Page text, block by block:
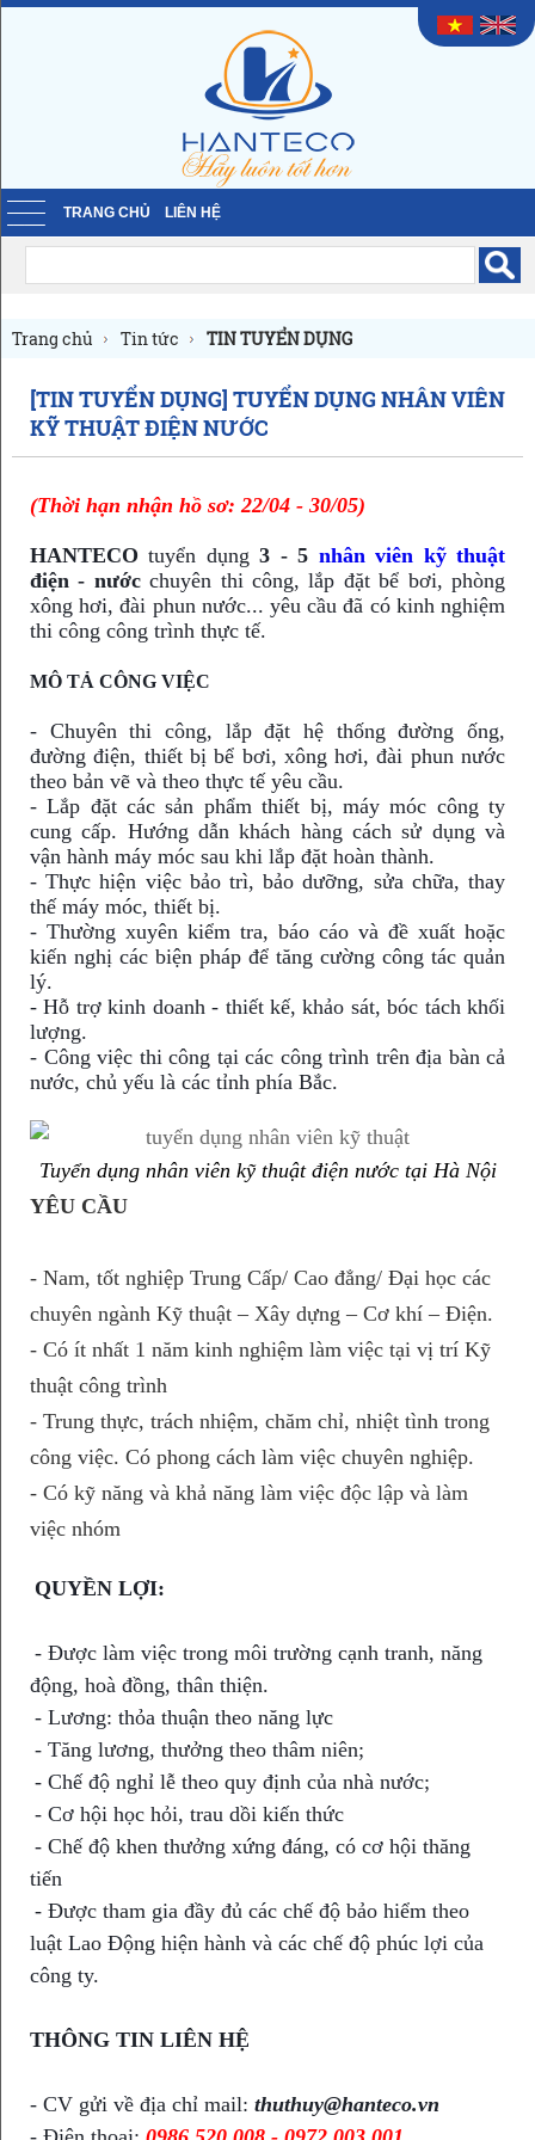
TRANG CHỦ LIÊN HỆ
Trang chủ Tin tức TIN TUYỂN DỤNG
[TIN TUYỂN DỤNG] TUYỂN DỤNG NHÂN VIÊN
KỸ THUẬT ĐIỆN NƯỚC
(Thời hạn nhận hồ sơ: 22/04 - 30/05)
HANTECOtuyển dụng3 - 5 nhân viên kỹ thuật
điện - nướcchuyên thi công, lắp đặt bể bơi, phòng
xông hơi, đài phun nước... yêu cầu đã có kinh nghiệm
thi công công trình thực tế.
MÔ TẢ CÔNG VIỆC
- Chuyên thi công, lắp đặt hệ thống đường ống,
đường điện, thiết bị bể bơi, xông hơi, đài phun nước
theo bản vẽ và theo thực tế yêu cầu.
- Lắp đặt các sản phẩm thiết bị, máy móc công ty
cung cấp. Hướng dẫn khách hàng cách sử dụng và
vận hành máy móc sau khi lắp đặt hoàn thành.
- Thực hiện việc bảo trì, bảo dưỡng, sửa chữa, thay
thế máy móc, thiết bị.
- Thường xuyên kiểm tra, báo cáo và đề xuất hoặc
kiến nghị các biện pháp để tăng cường công tác quản
lý.
- Hỗ trợ kinh doanh - thiết kế, khảo sát, bóc tách khối
lượng.
- Công việc thi công tại các công trình trên địa bàn cả
nước, chủ yếu là các tỉnh phía Bắc.
Tuyển dụng nhân viên kỹ thuật điện nước tại Hà Nội
YÊU CẦU
- Nam, tốt nghiệp Trung Cấp/ Cao đẳng/ Đại học các
chuyên ngành Kỹ thuật – Xây dựng – Cơ khí – Điện.
- Có ít nhất 1 năm kinh nghiệm làm việc tại vị trí Kỹ
thuật công trình
- Trung thực, trách nhiệm, chăm chỉ, nhiệt tình trong
công việc. Có phong cách làm việc chuyên nghiệp.
- Có kỹ năng và khả năng làm việc độc lập và làm
việc nhóm
QUYỀN LỢI:
- Được làm việc trong môi trường cạnh tranh, năng
động, hoà đồng, thân thiện.
- Lương: thỏa thuận theo năng lực
- Tăng lương, thưởng theo thâm niên;
- Chế độ nghỉ lễ theo quy định của nhà nước;
- Cơ hội học hỏi, trau dồi kiến thức
- Chế độ khen thưởng xứng đáng, có cơ hội thăng
tiến
- Được tham gia đầy đủ các chế độ bảo hiểm theo
luật Lao Động hiện hành và các chế độ phúc lợi của
công ty.
THÔNG TIN LIÊN HỆ
- CV gửi về địa chỉ mail: thuthuy@hanteco.vn